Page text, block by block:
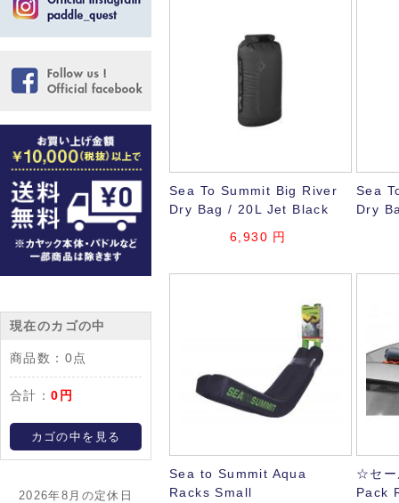
現在のカゴの中
商品数： 0点
合計：0円
カゴの中を見る
2026年8月の定休日
Sea To Summit Big River
Dry Bag / 20L Jet Black
6,930 円
Sea
Dry
Sea to Summit Aqua
Racks Small
☆セー
Pack